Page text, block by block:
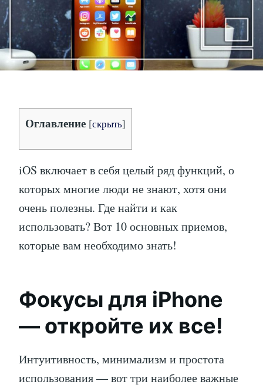
Оглавление [скрыть]
iOS включает в себя целый ряд функций, о
которых многие люди не знают, хотя они
очень полезны. Где найти и как
использовать? Вот 10 основных приемов,
которые вам необходимо знать!
Фокусы для iPhone
— откройте их все!
Интуитивность, минимализм и простота
использования — вот три наиболее важные